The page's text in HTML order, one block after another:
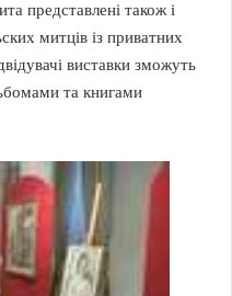
представлені також і
митців із приватних
виставки зможуть
та книгами